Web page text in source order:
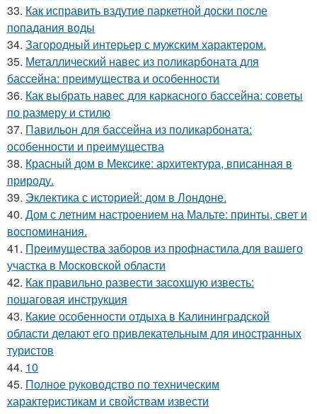
33. Как исправить вздутие паркетной доски после
попадания воды
34. Загородный интерьер с мужским характером.
35. Металлический навес из поликарбоната для
бассейна: преимущества и особенности
36. Как выбрать навес для каркасного бассейна: советы
по размеру и стилю
37. Павильон для бассейна из поликарбоната:
особенности и преимущества
38. Красный дом в Мексике: архитектура, вписанная в
природу.
39. Эклектика с историей: дом в Лондоне.
40. Дом с летним настроением на Мальте: принты, свет и
воспоминания.
41. Преимущества заборов из профнастила для вашего
участка в Московской области
42. Как правильно развести засохшую известь:
пошаговая инструкция
43. Какие особенности отдыха в Калининградской
области делают его привлекательным для иностранных
туристов
44. 10
45. Полное руководство по техническим
характеристикам и свойствам извести